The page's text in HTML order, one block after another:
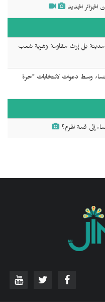
الجزائر الجديد
بل إرث مقاومة وهوية شعب
وسط دعوات لانتخابات "حرة
إلى قمة الهرم؟